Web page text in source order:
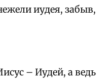
иудея, забыв,
– Иудей, а ведь